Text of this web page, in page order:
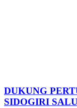
DUKUNG
SIDOGIRI